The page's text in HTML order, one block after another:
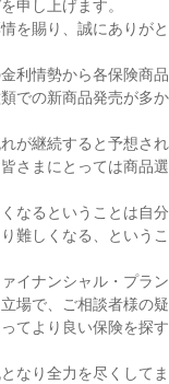
申し上げます。
を賜り、誠にありが
利情勢から各保険商
での新商品発売が多
が継続すると予想さ
さまにとっては商品
なるということは自
難しくなる、という
イナンシャル・プラ
場で、ご相談者様の
てより良い保険を探
なり全力を尽くして